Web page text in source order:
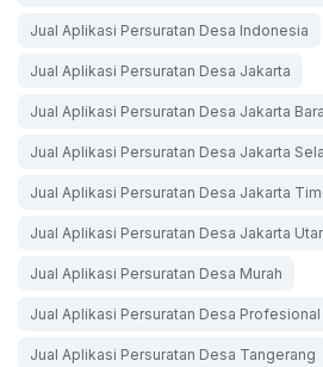
Jual Aplikasi Persuratan Desa Indonesia
Jual Aplikasi Persuratan Desa Jakarta
Jual Aplikasi Persuratan Desa Jakarta
Jual Aplikasi Persuratan Desa Jakarta
Jual Aplikasi Persuratan Desa Jakarta
Jual Aplikasi Persuratan Desa Jakarta
Jual Aplikasi Persuratan Desa Murah
Jual Aplikasi Persuratan Desa Profesional
Jual Aplikasi Persuratan Desa Tangerang